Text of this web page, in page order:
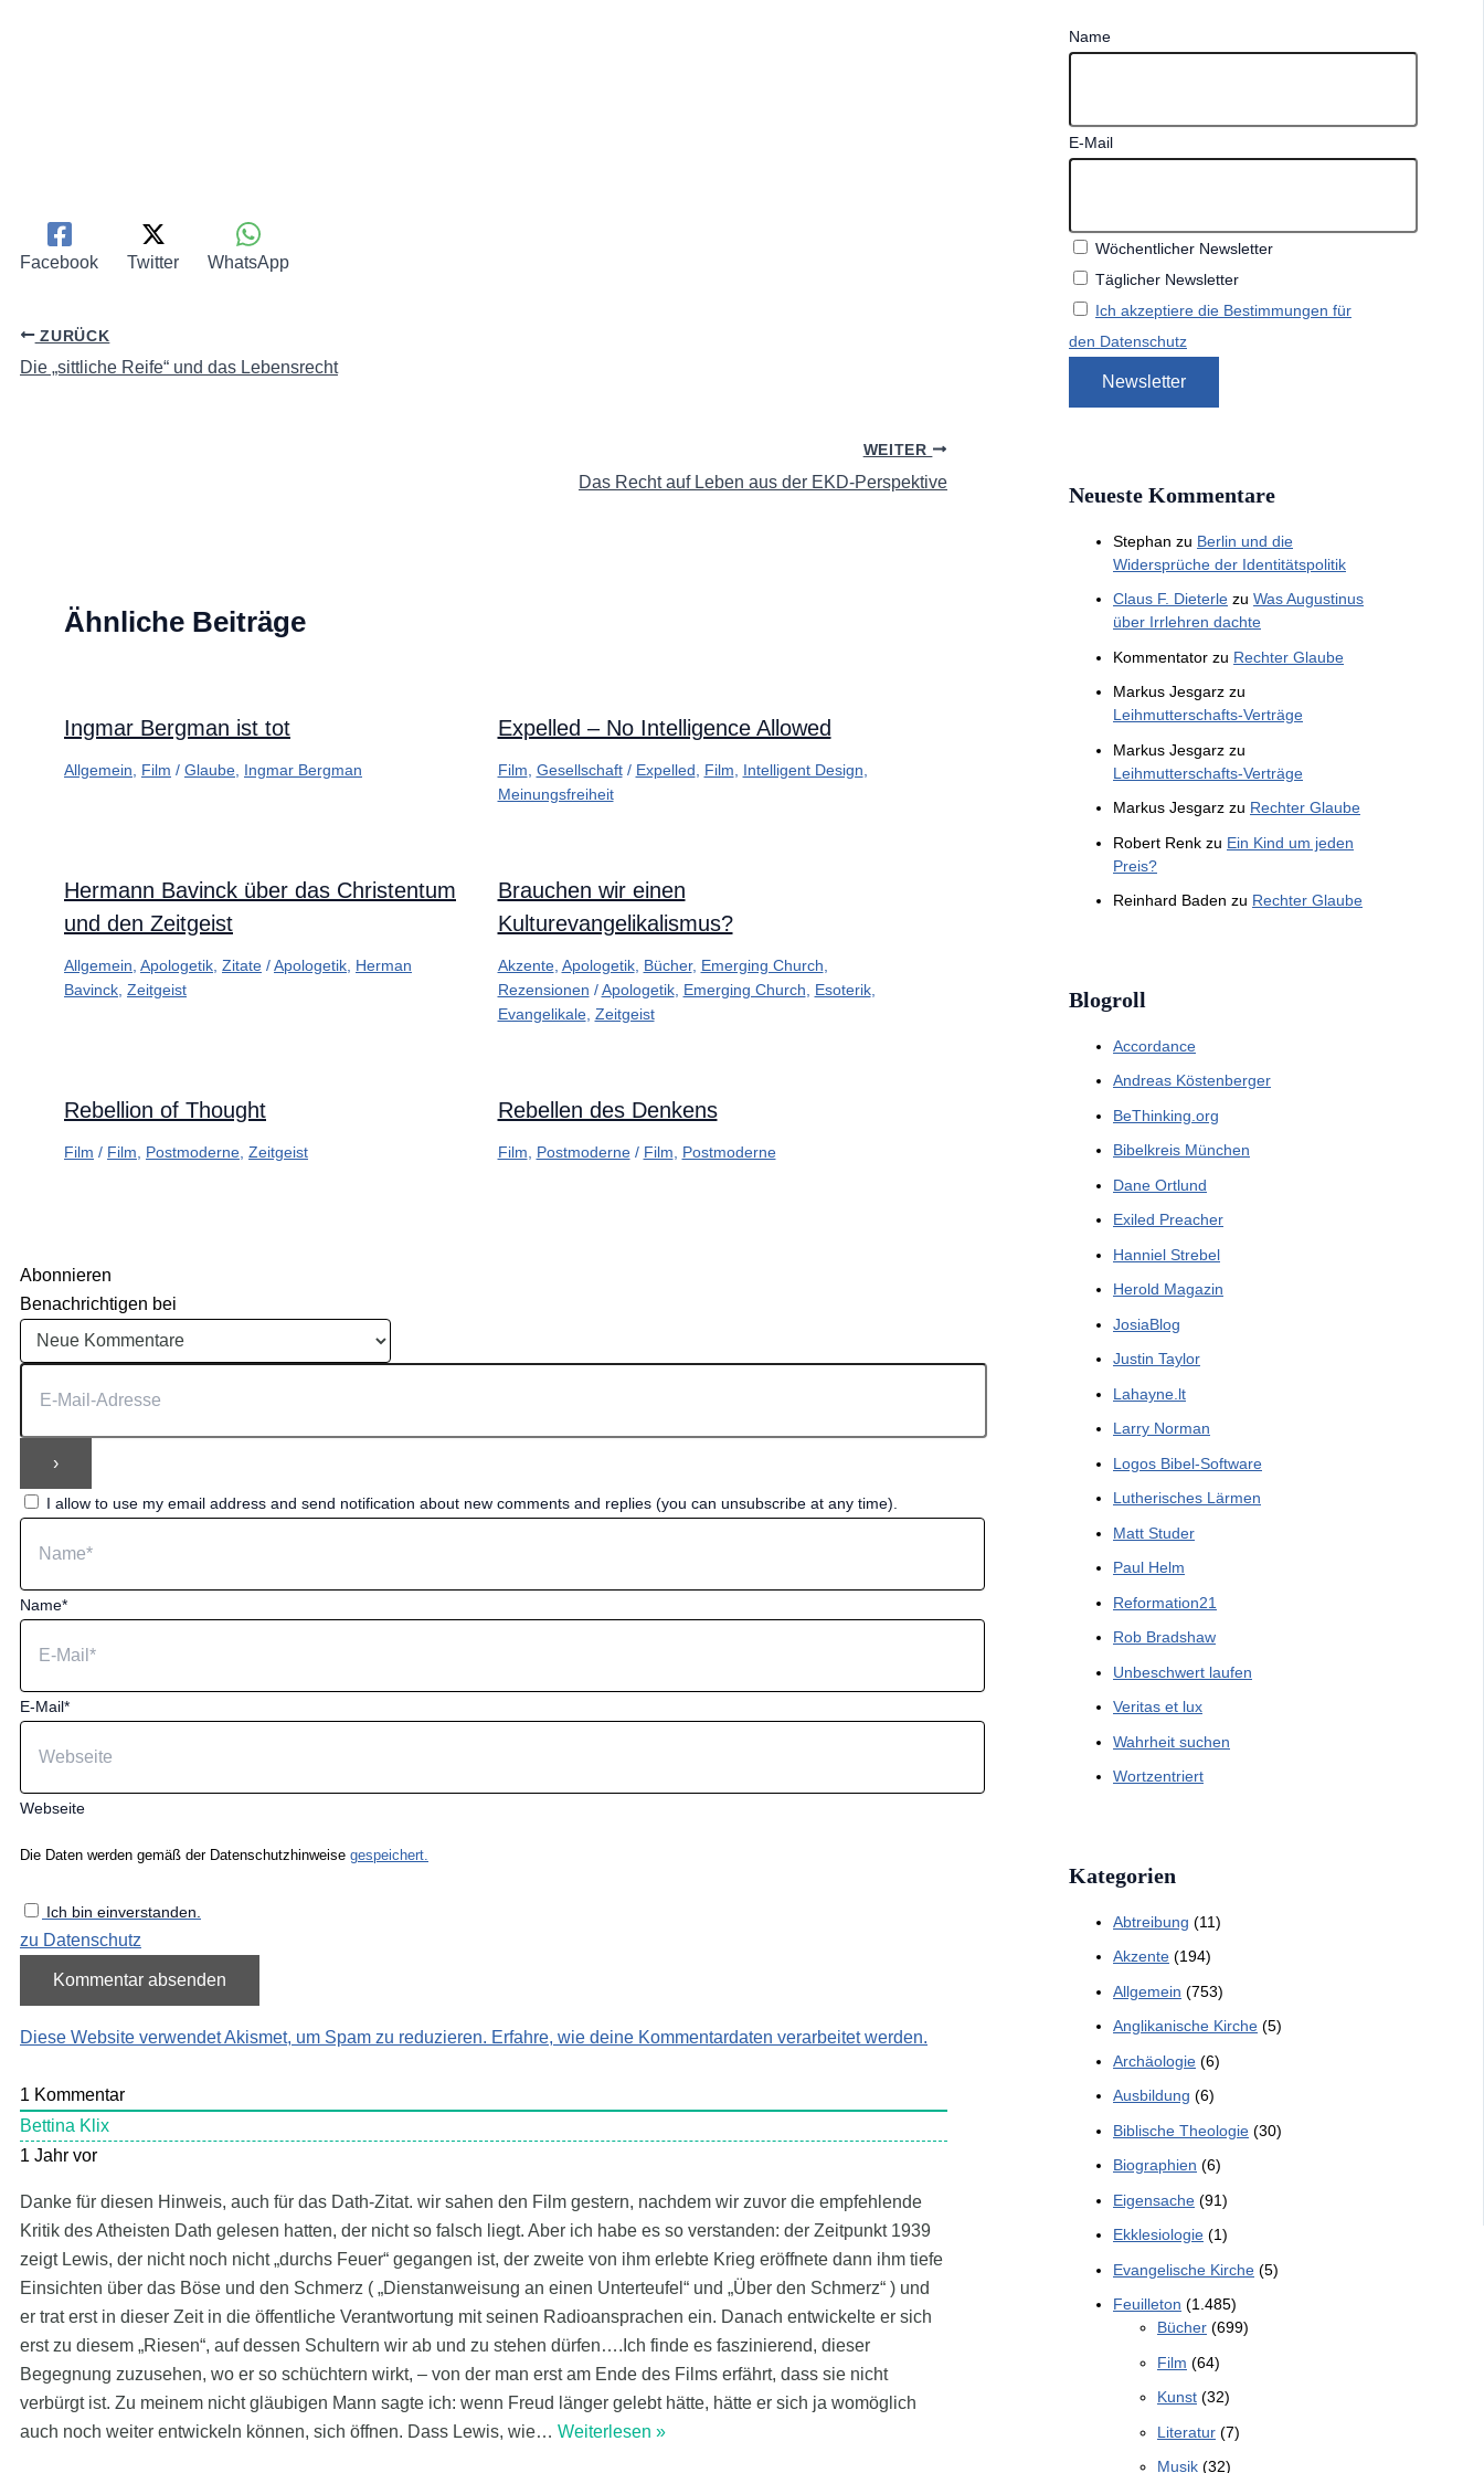
Facebook Twitter WhatsApp
ZURÜCK
Die „sittliche Reife“ und das Lebensrecht
WEITER
Das Recht auf Leben aus der EKD-Perspektive
Ähnliche Beiträge
Ingmar Bergman ist tot
Allgemein, Film / Glaube, Ingmar Bergman
Expelled – No Intelligence Allowed
Film, Gesellschaft/ Expelled, Film, Intelligent Design,
Meinungsfreiheit
Hermann Bavinck über das Christentum
und den Zeitgeist
Allgemein, Apologetik, Zitate /Apologetik, Herman
Bavinck, Zeitgeist
Brauchen wir einen
Kulturevangelikalismus?
Akzente, Apologetik, Bücher, Emerging Church,
Rezensionen /Apologetik, Emerging Church, Esoterik,
Evangelikale, Zeitgeist
Rebellion of Thought
Film / Film, Postmoderne, Zeitgeist
Rebellen des Denkens
Film, Postmoderne/ Film, Postmoderne
Abonnieren
Benachrichtigen bei
I allow to use my email address and send notification about new comments and replies (you can unsubscribe at any time).
Name*
E-Mail*
Webseite
Die Daten werden gemäß der Datenschutzhinweise gespeichert.
Ich bin einverstanden.
zu Datenschutz
Diese Website verwendet Akismet, um Spam zu reduzieren. Erfahre, wie deine Kommentardaten verarbeitet werden.
1 Kommentar
Bettina Klix
1 Jahr vor
Danke für diesen Hinweis, auch für das Dath-Zitat. wir sahen den Film gestern, nachdem wir zuvor die empfehlende
Kritik des Atheisten Dath gelesen hatten, der nicht so falsch liegt. Aber ich habe es so verstanden: der Zeitpunkt 1939
zeigt Lewis, der nicht noch nicht „durchs Feuer“ gegangen ist, der zweite von ihm erlebte Krieg eröffnete dann ihm tiefe
Einsichten über das Böse und den Schmerz ( „Dienstanweisung an einen Unterteufel“ und „Über den Schmerz“ ) und
er trat erst in dieser Zeit in die öffentliche Verantwortung mit seinen Radioansprachen ein. Danach entwickelte er sich
erst zu diesem „Riesen“, auf dessen Schultern wir ab und zu stehen dürfen….Ich finde es faszinierend, dieser
Begegnung zuzusehen, wo er so schüchtern wirkt, – von der man erst am Ende des Films erfährt, dass sie nicht
verbürgt ist. Zu meinem nicht gläubigen Mann sagte ich: wenn Freud länger gelebt hätte, hätte er sich ja womöglich
auch noch weiter entwickeln können, sich öffnen. Dass Lewis, wie… Weiterlesen »
Name
E-Mail
Wöchentlicher Newsletter
Täglicher Newsletter
Ich akzeptiere die Bestimmungen für
den Datenschutz
Neueste Kommentare
Stephan zu Berlin und die
Widersprüche der Identitätspolitik
Claus F. Dieterle zu Was Augustinus
über Irrlehren dachte
Kommentator zu Rechter Glaube
Markus Jesgarz zu
Leihmutterschafts-Verträge
Markus Jesgarz zu
Leihmutterschafts-Verträge
Markus Jesgarz zu Rechter Glaube
Robert Renk zu Ein Kind um jeden
Preis?
Reinhard Baden zu Rechter Glaube
Blogroll
Accordance
Andreas Köstenberger
BeThinking.org
Bibelkreis München
Dane Ortlund
Exiled Preacher
Hanniel Strebel
Herold Magazin
JosiaBlog
Justin Taylor
Lahayne.lt
Larry Norman
Logos Bibel-Software
Lutherisches Lärmen
Matt Studer
Paul Helm
Reformation21
Rob Bradshaw
Unbeschwert laufen
Veritas et lux
Wahrheit suchen
Wortzentriert
Kategorien
Abtreibung (11)
Akzente (194)
Allgemein (753)
Anglikanische Kirche (5)
Archäologie (6)
Ausbildung (6)
Biblische Theologie (30)
Biographien (6)
Eigensache (91)
Ekklesiologie (1)
Evangelische Kirche (5)
Feuilleton (1.485)
Bücher (699)
Film (64)
Kunst (32)
Literatur (7)
Musik (32)